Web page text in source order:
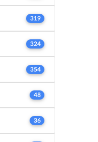
319
324
354
48
36